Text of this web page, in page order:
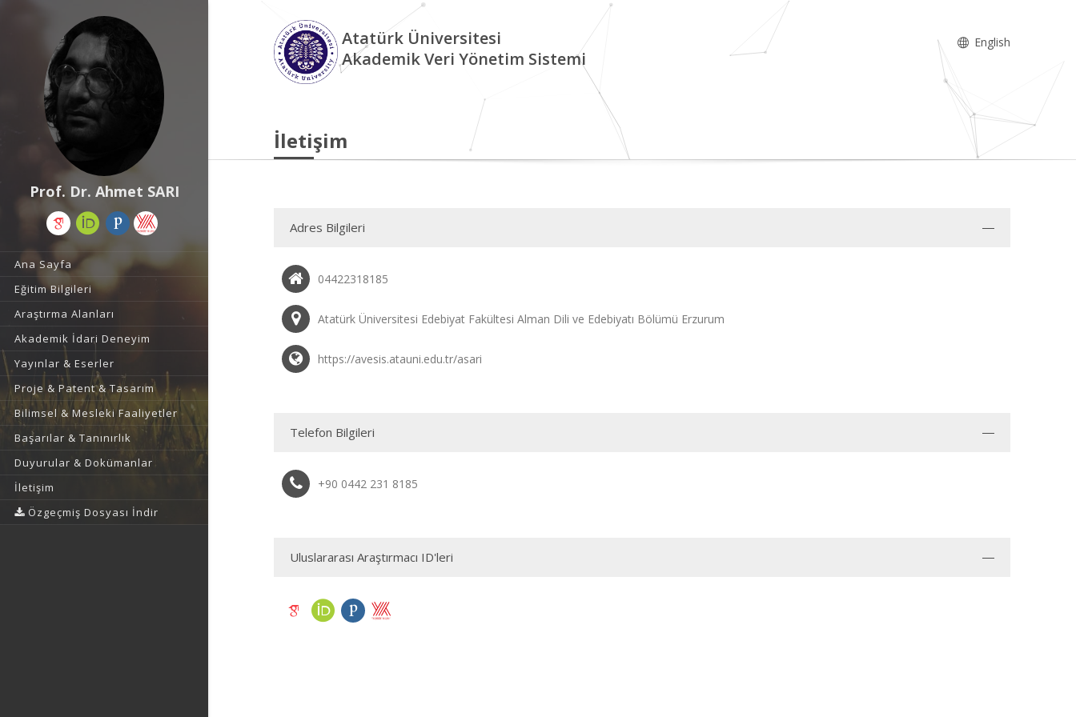
Prof. Dr. Ahmet SARI
Ana Sayfa
Eğitim Bilgileri
Araştırma Alanları
Akademik İdari Deneyim
Yayınlar & Eserler
Proje & Patent & Tasarım
Bilimsel & Mesleki Faaliyetler
Başarılar & Tanınırlık
Duyurular & Dokümanlar
İletişim
Özgeçmiş Dosyası İndir
Atatürk Üniversitesi
Akademik Veri Yönetim Sistemi
English
İletişim
Adres Bilgileri
04422318185
Atatürk Üniversitesi Edebiyat Fakültesi Alman Dili ve Edebiyatı Bölümü Erzurum
https://avesis.atauni.edu.tr/asari
Telefon Bilgileri
+90 0442 231 8185
Uluslararası Araştırmacı ID'leri